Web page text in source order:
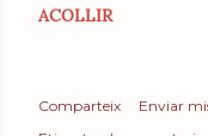
ACOLLIR
Comparteix
Enviar